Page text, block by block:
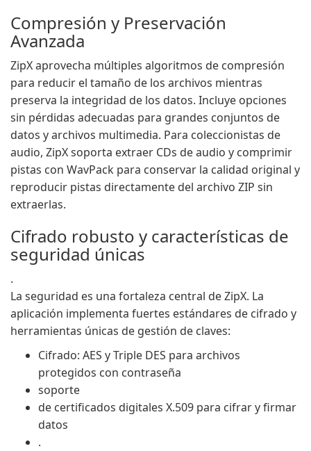
Compresión y Preservación
Avanzada
ZipX aprovecha múltiples algoritmos de compresión
para reducir el tamaño de los archivos mientras
preserva la integridad de los datos. Incluye opciones
sin pérdidas adecuadas para grandes conjuntos de
datos y archivos multimedia. Para coleccionistas de
audio, ZipX soporta extraer CDs de audio y comprimir
pistas con WavPack para conservar la calidad original y
reproducir pistas directamente del archivo ZIP sin
extraerlas.
Cifrado robusto y características de
seguridad únicas
.
La seguridad es una fortaleza central de ZipX. La
aplicación implementa fuertes estándares de cifrado y
herramientas únicas de gestión de claves:
Cifrado: AES y Triple DES para archivos
protegidos con contraseña
soporte
de certificados digitales X.509 para cifrar y firmar
datos
.